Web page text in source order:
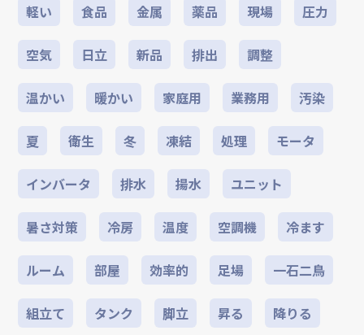
軽い 食品 金属 薬品 現場 圧力
空気 日立 新品 排出 調整
温かい 暖かい 家庭用 業務用 汚染
夏 衛生 冬 凍結 処理 モータ
インバータ 排水 揚水 ユニット
暑さ対策 冷房 温度 空調機 冷ます
ルーム 部屋 効率的 足場 一石二鳥
組立て タンク 脚立 昇る 降りる